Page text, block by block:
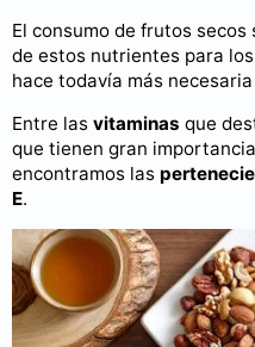
El consumo de frutos
de estos nutrientes para
hace todavía más
Entre las vitaminas que
que tienen gran
encontramos las
E.